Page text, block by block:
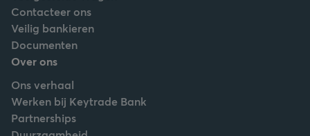
Contacteer ons
Veilig bankieren
Documenten
Over ons
Ons verhaal
Werken bij Keytrade Bank
Partnerships